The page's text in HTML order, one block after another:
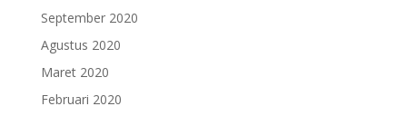
September 2020
Agustus 2020
Maret 2020
Februari 2020